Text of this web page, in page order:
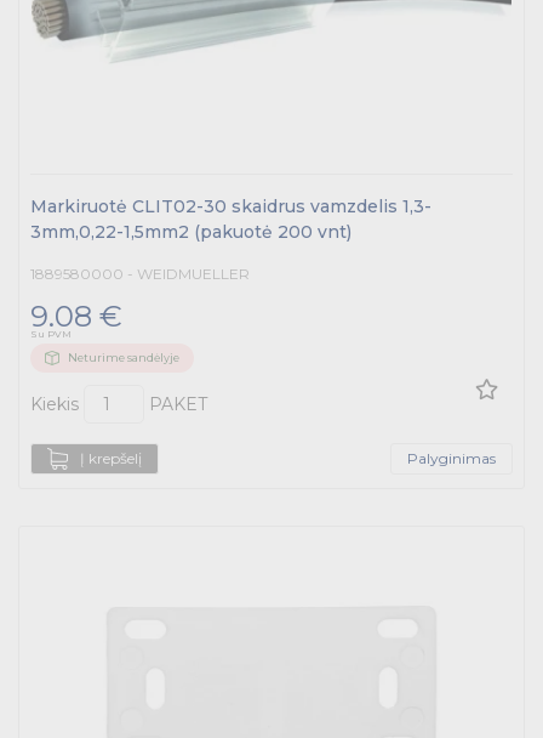
Markiruotė CLIT02-30 skaidrus vamzdelis 1,3-
3mm,0,22-1,5mm2 (pakuotė 200 vnt)
1889580000 - WEIDMUELLER
9.08 €
Su PVM
Neturime sandėlyje
Kiekis PAKET
Į krepšelį Palyginimas